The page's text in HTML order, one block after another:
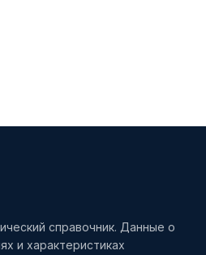
справочник. Данные о
и характеристиках